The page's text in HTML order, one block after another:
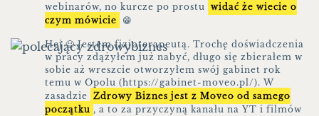
webinarów, no kurcze po prostu widać że wiecie o
czym mówicie
😁
Hej 🙂 Jestem fizjoterapeutą. Trochę doświadczenia
w pracy zdążyłem już nabyć, długo się zbierałem w
sobie aż wreszcie otworzyłem swój gabinet rok
temu w Opolu (https://gabinet-moveo.pl/). W
zasadzie Zdrowy Biznes jest z Moveo od samego
początku , a to za przyczyną kanału na YT i filmów